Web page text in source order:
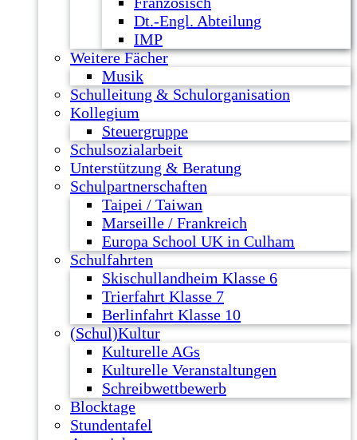
Dt.-Engl. Abteilung
IMP
Weitere Fächer
Musik
Schulleitung & Schulorganisation
Kollegium
Steuergruppe
Schulsozialarbeit
Unterstützung & Beratung
Schulpartnerschaften
Taipei / Taiwan
Marseille / Frankreich
Europa School UK in Culham
Schulfahrten
Skischullandheim Klasse 6
Trierfahrt Klasse 7
Berlinfahrt Klasse 10
(Schul)Kultur
Kulturelle AGs
Kulturelle Veranstaltungen
Schreibwettbewerb
Blocktage
Stundentafel